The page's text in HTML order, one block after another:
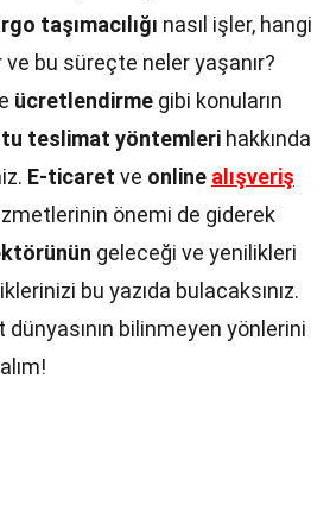
taşımacılığı nasıl işler, hangi
ve bu süreçte neler yaşanır?
ücretlendirme gibi konuların
teslimat yöntemleri hakkında
E-ticaret ve online alışveriş
önemi de giderek
geleceği ve yenilikleri
bu yazıda bulacaksınız.
dünyasının bilinmeyen yönlerini